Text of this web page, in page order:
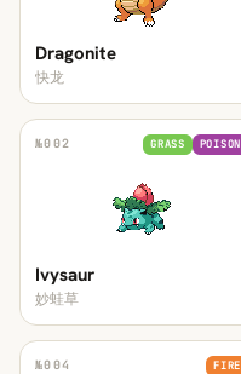
Dragonite
快龙
№002 GRASS POISON
Ivysaur
妙蛙草
№004 FIRE